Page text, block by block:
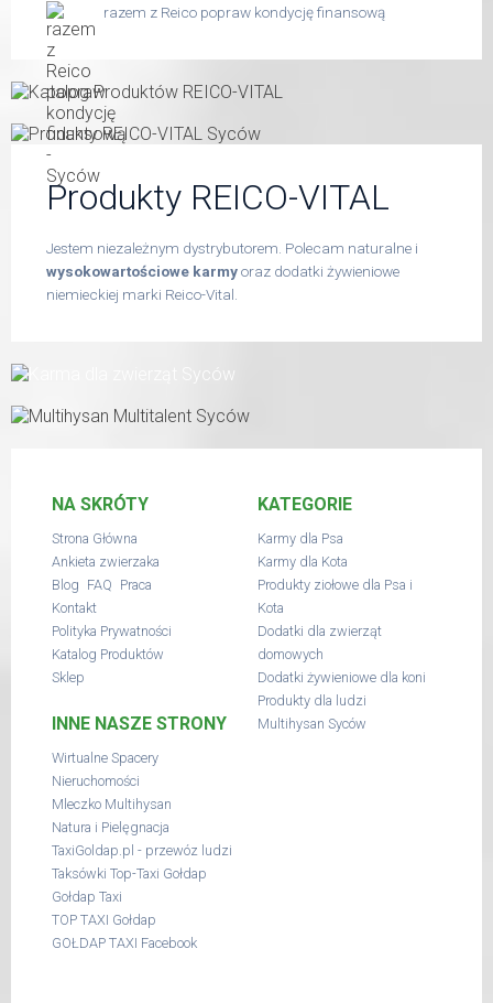
razem z Reico popraw kondycję finansową
Produkty REICO-VITAL
Jestem niezależnym dystrybutorem. Polecam naturalne i
wysokowartościowe karmyoraz dodatki żywieniowe
niemieckiej marki Reico-Vital.
NA SKRÓTY
Strona Główna
Ankieta zwierzaka
Blog FAQ Praca
Kontakt
Polityka Prywatności
Katalog Produktów
Sklep
INNE NASZE STRONY
Wirtualne Spacery
Nieruchomości
Mleczko Multihysan
Natura i Pielęgnacja
TaxiGoldap.pl - przewóz ludzi
Taksówki Top-Taxi Gołdap
Gołdap Taxi
TOP TAXI Gołdap
GOŁDAP TAXI Facebook
KATEGORIE
Karmy dla Psa
Karmy dla Kota
Produkty ziołowe dla Psa i
Kota
Dodatki dla zwierząt
domowych
Dodatki żywieniowe dla koni
Produkty dla ludzi
Multihysan Syców